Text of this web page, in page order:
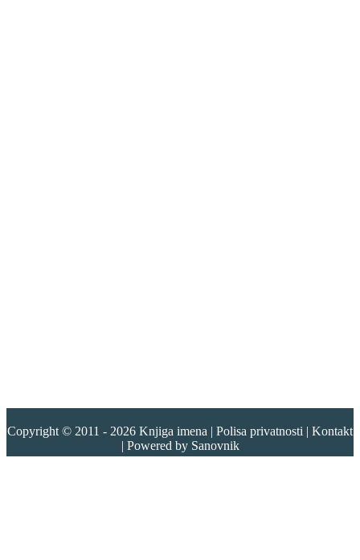
Copyright © 2011 - 2026 Knjiga imena | Polisa privatnosti | Kontakt
| Powered by Sanovnik